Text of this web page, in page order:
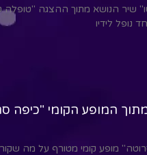
שיר הנושא מתוך ההצגה "טופלה
נופל לידיו
המופע הקומי "כיפה
מופע קומי מטורף על מה